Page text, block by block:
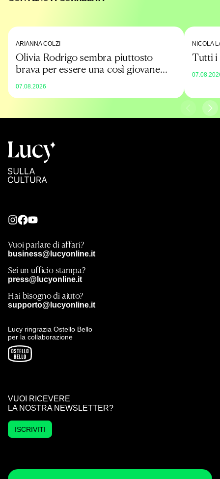
ARIANNA COLZI
Olivia Rodrigo sembra piuttosto
brava per essere una così giovane
promessa
07.08.2026
NICOLA
Tutti i
Vuoi parlare di affari?
business@lucyonline.it
Sei un ufficio stampa?
press@lucyonline.it
Hai bisogno di aiuto?
supporto@lucyonline.it
Lucy ringrazia Ostello Bello
per la collaborazione
VUOI RICEVERE
LA NOSTRA NEWSLETTER?
ISCRIVITI